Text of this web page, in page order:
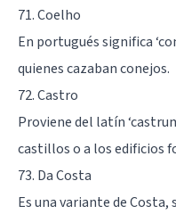
71. Coelho
En portugués significa
quienes cazaban conejos.
72. Castro
Proviene del latín
castillos o a los edificios
73. Da Costa
Es una variante de Costa,